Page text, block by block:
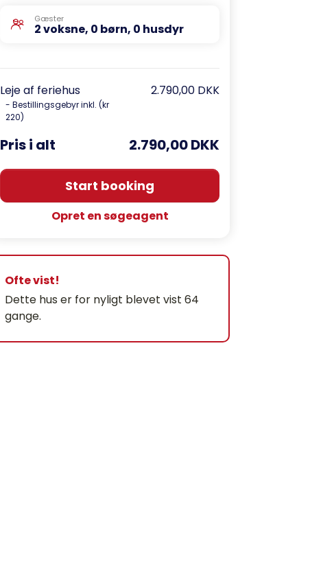
Gæster
2 voksne, 0 børn, 0 husdyr
Leje af feriehus
- Bestillingsgebyr inkl. (kr
220)
2.790,00 DKK
Pris i alt 2.790,00 DKK
Start booking
Opret en søgeagent
Ofte vist!
Dette hus er for nyligt blevet vist 64
gange.